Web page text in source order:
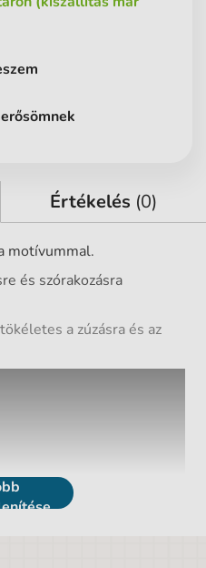
Értékelés (0)
motívummal.
és szórakozásra
a zúzásra és az